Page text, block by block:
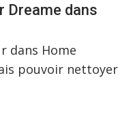
Dreame dans
dans Home
pouvoir nettoyer